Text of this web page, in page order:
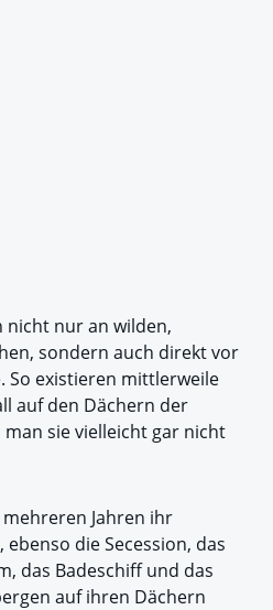
nicht nur an wilden,
sondern auch direkt vor
So existieren mittlerweile
auf den Dächern der
sie vielleicht gar nicht
Jahren ihr
die Secession, das
das Badeschiff und das
auf ihren Dächern